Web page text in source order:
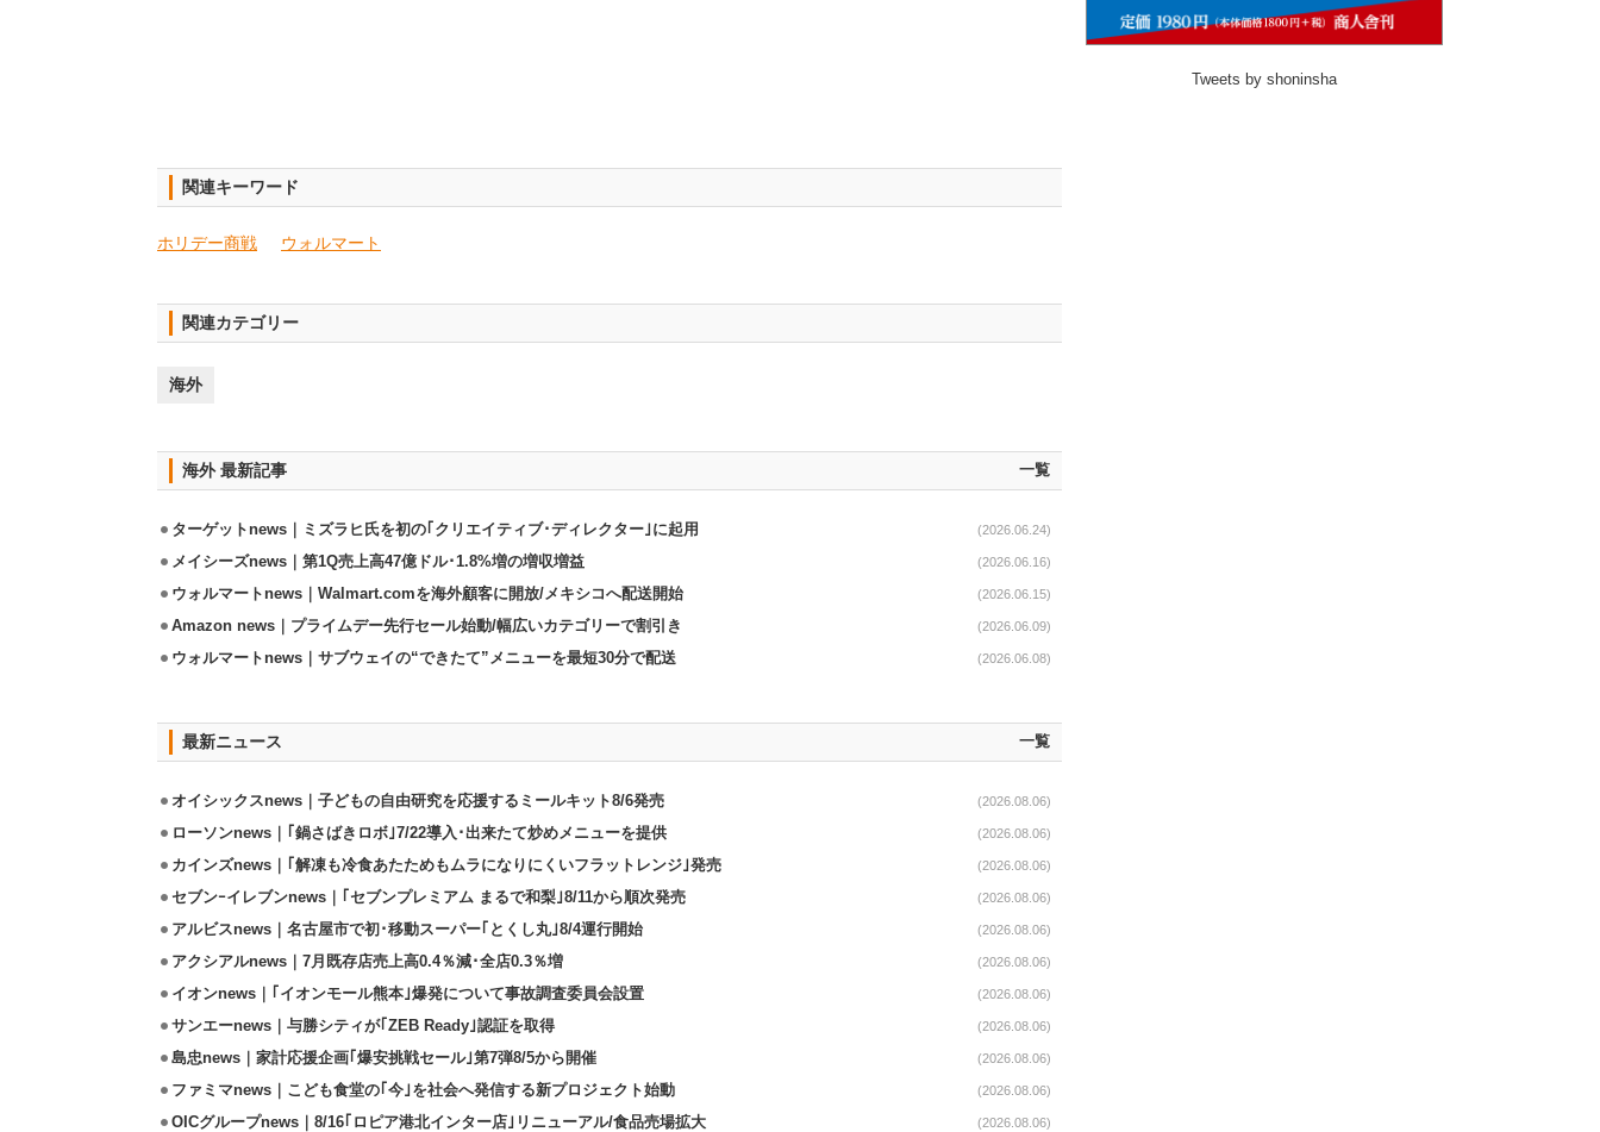
関連キーワード
ホリデー商戦 ウォルマート
関連カテゴリー
海外
海外 最新記事 一覧
ターゲットnews｜ミズラヒ氏を初の｢クリエイティブ･ディレクター｣に起用 (2026.06.24)
メイシーズnews｜第1Q売上高47億ドル･1.8%増の増収増益 (2026.06.16)
ウォルマートnews｜Walmart.comを海外顧客に開放/メキシコへ配送開始 (2026.06.15)
Amazon news｜プライムデー先行セール始動/幅広いカテゴリーで割引き (2026.06.09)
ウォルマートnews｜サブウェイの“できたて”メニューを最短30分で配送 (2026.06.08)
最新ニュース 一覧
オイシックスnews｜子どもの自由研究を応援するミールキット8/6発売 (2026.08.06)
ローソンnews｜｢鍋さばきロボ｣7/22導入･出来たて炒めメニューを提供 (2026.08.06)
カインズnews｜｢解凍も冷食あたためもムラになりにくいフラットレンジ｣発売 (2026.08.06)
セブンｰイレブンnews｜｢セブンプレミアム まるで和梨｣8/11から順次発売 (2026.08.06)
アルビスnews｜名古屋市で初･移動スーパー｢とくし丸｣8/4運行開始 (2026.08.06)
アクシアルnews｜7月既存店売上高0.4％減･全店0.3％増 (2026.08.06)
イオンnews｜｢イオンモール熊本｣爆発について事故調査委員会設置 (2026.08.06)
サンエーnews｜与勝シティが｢ZEB Ready｣認証を取得 (2026.08.06)
島忠news｜家計応援企画｢爆安挑戦セール｣第7弾8/5から開催 (2026.08.06)
ファミマnews｜こども食堂の｢今｣を社会へ発信する新プロジェクト始動 (2026.08.06)
OICグループnews｜8/16｢ロピア港北インター店｣リニューアル/食品売場拡大 (2026.08.06)
Tweets by shoninsha